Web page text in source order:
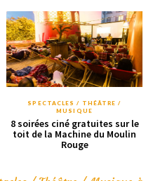
SPECTACLES / THÉÂTRE /
MUSIQUE
8 soirées ciné gratuites sur le
toit de la Machine du Moulin
Rouge